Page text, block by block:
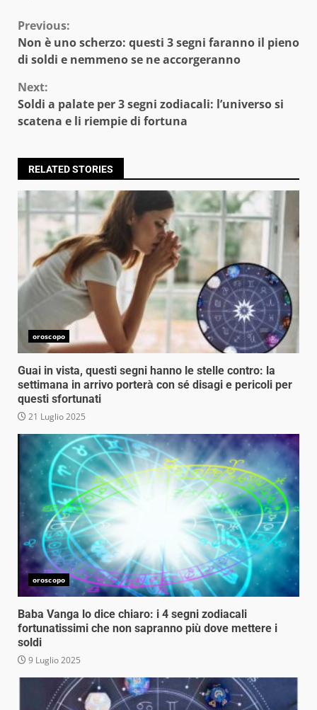
Continue
Reading
Previous:
Non è uno scherzo: questi 3 segni faranno il pieno
di soldi e nemmeno se ne accorgeranno
Next:
Soldi a palate per 3 segni zodiacali: l’universo si
scatena e li riempie di fortuna
RELATED STORIES
oroscopo
Guai in vista, questi segni hanno le stelle contro: la
settimana in arrivo porterà con sé disagi e pericoli per
questi sfortunati
21 Luglio 2025
oroscopo
Baba Vanga lo dice chiaro: i 4 segni zodiacali
fortunatissimi che non sapranno più dove mettere i
soldi
9 Luglio 2025